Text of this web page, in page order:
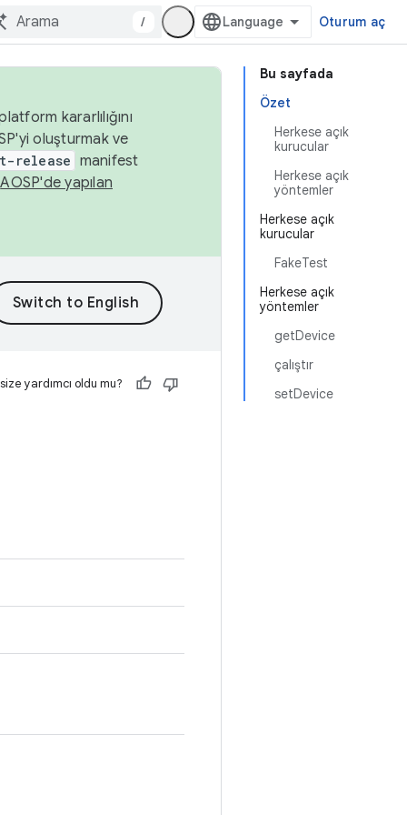
/ Oturum aç
Bu sayfada
Özet
Herkese açık
kurucular
Herkese açık
yöntemler
Herkese açık
kurucular
FakeTest
Herkese açık
yöntemler
getDevice
çalıştır
setDevice
kararlılığını
oluşturmak ve
release manifest
AOSP'de yapılan
yardımcı oldu mu?